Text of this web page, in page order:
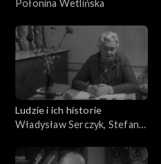
Połonina Wetlińska
Ludzie i ich historie
Władysław Serczyk, Stefania
Jerzy Broszkiewicz